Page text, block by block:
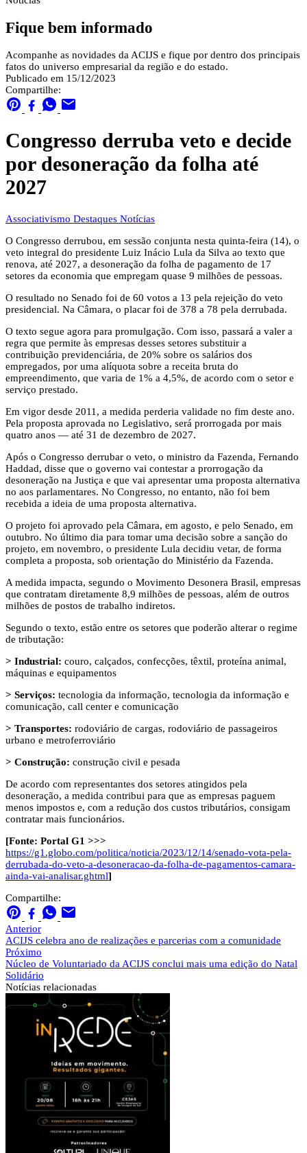
Fique bem informado
Acompanhe as novidades da ACIJS e fique por dentro dos principais
fatos do universo empresarial da região e do estado.
Publicado em 15/12/2023
Compartilhe:
Congresso derruba veto e decide
por desoneração da folha até
2027
Associativismo Destaques Notícias
O Congresso derrubou, em sessão conjunta nesta quinta-feira (14), o
veto integral do presidente Luiz Inácio Lula da Silva ao texto que
renova, até 2027, a desoneração da folha de pagamento de 17
setores da economia que empregam quase 9 milhões de pessoas.
O resultado no Senado foi de 60 votos a 13 pela rejeição do veto
presidencial. Na Câmara, o placar foi de 378 a 78 pela derrubada.
O texto segue agora para promulgação. Com isso, passará a valer a
regra que permite às empresas desses setores substituir a
contribuição previdenciária, de 20% sobre os salários dos
empregados, por uma alíquota sobre a receita bruta do
empreendimento, que varia de 1% a 4,5%, de acordo com o setor e
serviço prestado.
Em vigor desde 2011, a medida perderia validade no fim deste ano.
Pela proposta aprovada no Legislativo, será prorrogada por mais
quatro anos — até 31 de dezembro de 2027.
Após o Congresso derrubar o veto, o ministro da Fazenda, Fernando
Haddad, disse que o governo vai contestar a prorrogação da
desoneração na Justiça e que vai apresentar uma proposta alternativa
no aos parlamentares. No Congresso, no entanto, não foi bem
recebida a ideia de uma proposta alternativa.
O projeto foi aprovado pela Câmara, em agosto, e pelo Senado, em
outubro. No último dia para tomar uma decisão sobre a sanção do
projeto, em novembro, o presidente Lula decidiu vetar, de forma
completa a proposta, sob orientação do Ministério da Fazenda.
A medida impacta, segundo o Movimento Desonera Brasil, empresas
que contratam diretamente 8,9 milhões de pessoas, além de outros
milhões de postos de trabalho indiretos.
Segundo o texto, estão entre os setores que poderão alterar o regime
de tributação:
> Industrial: couro, calçados, confecções, têxtil, proteína animal,
máquinas e equipamentos
> Serviços: tecnologia da informação, tecnologia da informação e
comunicação, call center e comunicação
> Transportes: rodoviário de cargas, rodoviário de passageiros
urbano e metroferroviário
> Construção: construção civil e pesada
De acordo com representantes dos setores atingidos pela
desoneração, a medida contribui para que as empresas paguem
menos impostos e, com a redução dos custos tributários, consigam
contratar mais funcionários.
[Fonte: Portal G1 >>>
https://g1.globo.com/politica/noticia/2023/12/14/senado-vota-pela-
derrubada-do-veto-a-desoneracao-da-folha-de-pagamentos-camara-
ainda-vai-analisar.ghtml]
Compartilhe:
Anterior
ACIJS celebra ano de realizações e parcerias com a comunidade
Próximo
Núcleo de Voluntariado da ACIJS conclui mais uma edição do Natal
Solidário
Notícias relacionadas